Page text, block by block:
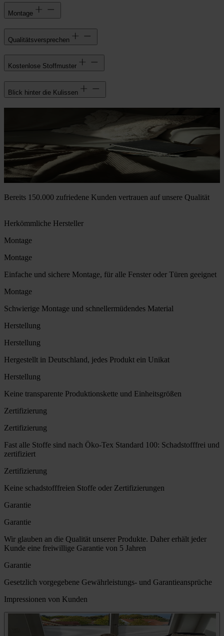
Montage
Qualitätsversprechen
Kostenlose Stoffmuster
Blick hinter die Kulissen
Bereits 150.000 zufriedene Kunden vertrauen auf unsere Qualität
Herkömmliche Hersteller
Montage
Montage
Einfache und sichere Montage, für alle Fenster oder Türen geeignet
Montage
Schwierige Montage und schnellermüdendes Material
Herstellung
Herstellung
Hergestellt in Deutschland, jedes Produkt ein Unikat
Herstellung
Keine transparente Produktionskette und Einheitsgrößen
Zertifizierung
Zertifizierung
Fast alle Stoffe sind nach Öko-Tex Standard 100: Schadstofffrei und
zertifiziert
Zertifizierung
Keine schadstofffreien Stoffe oder Zertifizierungen
Garantie
Garantie
Wir glauben an die Qualität unserer Produkte. Daher erhält jeder
Kunde eine freiwillige Garantie von 5 Jahren
Garantie
Gesetzlich vorgegebene Gewährleistungs- und Garantieansprüche
Impressionen von Kunden